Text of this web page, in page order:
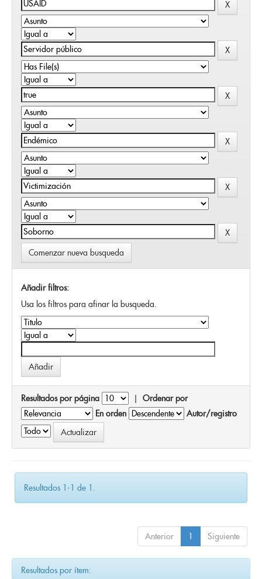
Comenzar nueva busqueda
Añadir filtros:
Usa los filtros para afinar la busqueda.
Resultados por página | Ordenar por
En orden
Autor/registro
Resultados 1-1 de 1.
Anterior 1 Siguiente
Resultados por ítem: